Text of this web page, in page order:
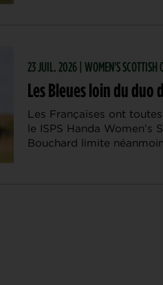
23 JUIL. 2026 | WOMEN'S SCOTTISH
Les Bleues loin du duo
Les Françaises ont
le ISPS Handa Women’s
Bouchard limite